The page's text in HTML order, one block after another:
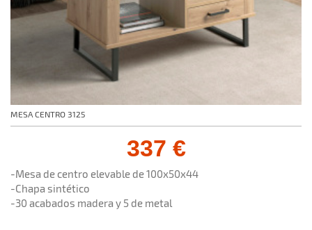
MESA CENTRO 3125
337 €
-Mesa de centro elevable de 100x50x44
-Chapa sintético
-30 acabados madera y 5 de metal